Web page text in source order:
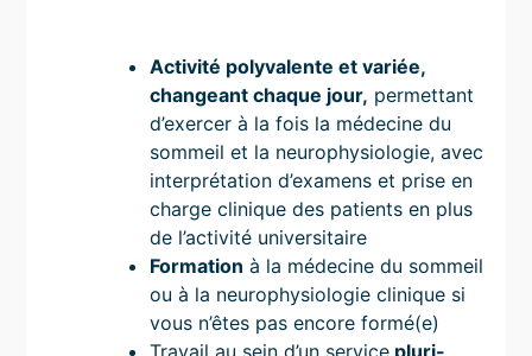
Activité polyvalente et variée,
changeant chaque jour, permettant
d’exercer à la fois la médecine du
sommeil et la neurophysiologie, avec
interprétation d’examens et prise en
charge clinique des patients en plus
de l’activité universitaire
Formation à la médecine du sommeil
ou à la neurophysiologie clinique si
vous n’êtes pas encore formé(e)
Travail au sein d’un service pluri-